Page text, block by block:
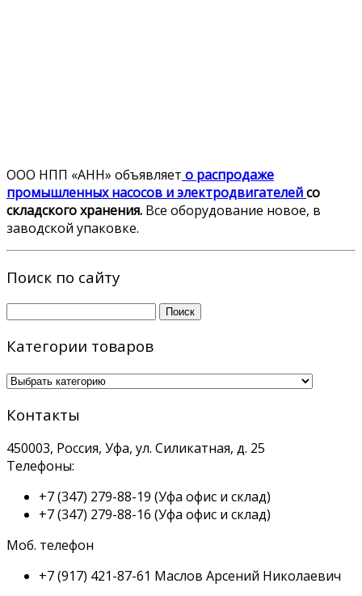
ООО НПП «АНН» объявляет о распродаже
промышленных насосов и электродвигателейсо
складского хранения. Все оборудование новое, в
заводской упаковке.
Поиск по сайту
Найти:
Категории товаров
Контакты
450003, Россия, Уфа, ул. Силикатная, д. 25
Телефоны:
+7 (347) 279-88-19 (Уфа офис и склад)
+7 (347) 279-88-16 (Уфа офис и склад)
Моб. телефон
+7 (917) 421-87-61 Маслов Арсений Николаевич